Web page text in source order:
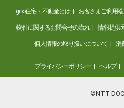
goo住宅・不動産とは お客さまご利用
物件に関するお問合せの流れ 情報提供
個人情報の取り扱いについて 消
プライバシーポリシー ヘルプ
©NTT